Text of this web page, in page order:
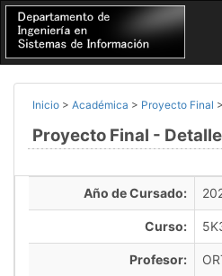
Inicio > Académica > Proyecto Final >
Proyecto Final - Detalle
Año de Cursado:
Curso:
Profesor: